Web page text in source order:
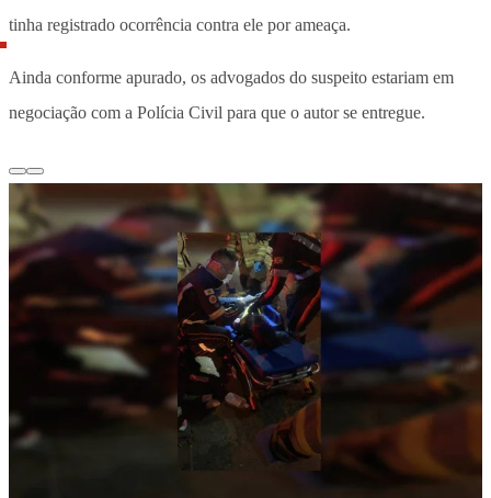
tinha registrado ocorrência contra ele por ameaça.
Ainda conforme apurado, os advogados do suspeito estariam em
negociação com a Polícia Civil para que o autor se entregue.